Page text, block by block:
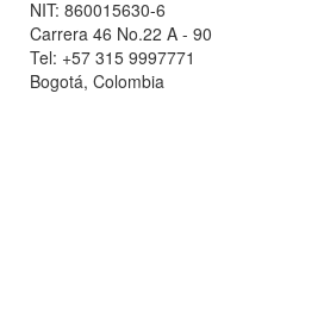
NIT: 860015630-6
Carrera 46 No.22 A - 90
Tel: +57 315 9997771
Bogotá, Colombia